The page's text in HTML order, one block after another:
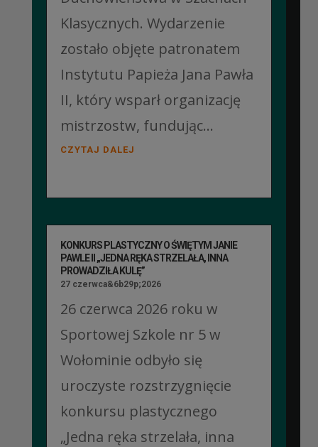
Klasycznych. Wydarzenie
zostało objęte patronatem
Instytutu Papieża Jana Pawła
II, który wsparł organizację
mistrzostw, fundując...
CZYTAJ DALEJ
KONKURS PLASTYCZNY O ŚWIĘTYM JANIE
PAWLE II „JEDNA RĘKA STRZELAŁA, INNA
PROWADZIŁA KULĘ”
27 czerwca&6b29p;2026
26 czerwca 2026 roku w
Sportowej Szkole nr 5 w
Wołominie odbyło się
uroczyste rozstrzygnięcie
konkursu plastycznego
„Jedna ręka strzelała, inna